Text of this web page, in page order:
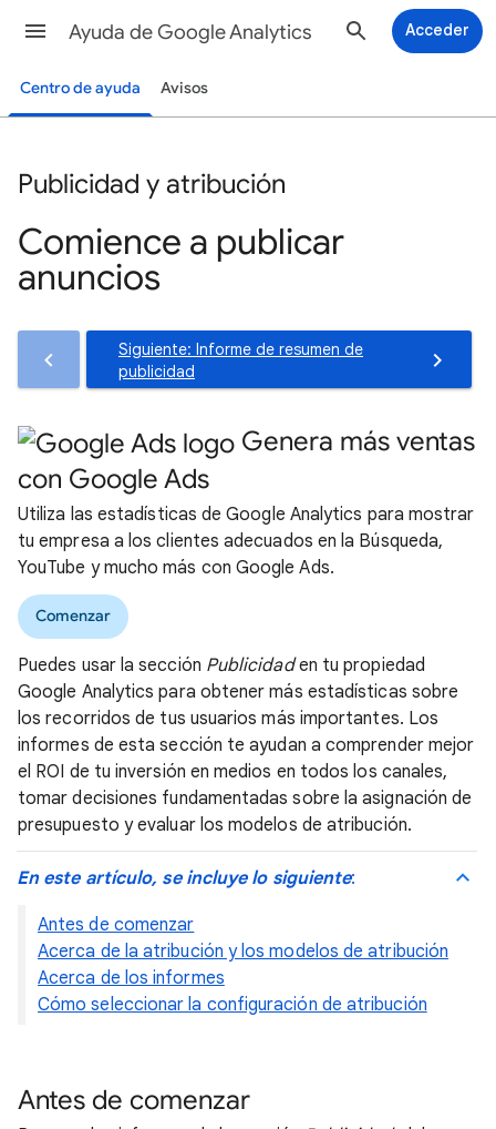
Ayuda de Google Analytics Acceder
Centro de ayuda Avisos
Publicidad y atribución
Comience a publicar
anuncios
Siguiente: Informe de resumen de
publicidad
Genera más ventas
con Google Ads
Utiliza las estadísticas de Google Analytics para mostrar
tu empresa a los clientes adecuados en la Búsqueda,
YouTube y mucho más con Google Ads.
Comenzar
Puedes usar la sección Publicidaden tu propiedad
Google Analytics para obtener más estadísticas sobre
los recorridos de tus usuarios más importantes. Los
informes de esta sección te ayudan a comprender mejor
el ROI de tu inversión en medios en todos los canales,
tomar decisiones fundamentadas sobre la asignación de
presupuesto y evaluar los modelos de atribución.
En este artículo, se incluye lo siguiente:
Antes de comenzar
Acerca de la atribución y los modelos de atribución
Acerca de los informes
Cómo seleccionar la configuración de atribución
Antes de comenzar